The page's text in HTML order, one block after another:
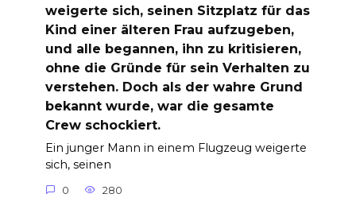
weigerte sich, seinen Sitzplatz für das
Kind einer älteren Frau aufzugeben,
und alle begannen, ihn zu kritisieren,
ohne die Gründe für sein Verhalten zu
verstehen. Doch als der wahre Grund
bekannt wurde, war die gesamte
Crew schockiert.
Ein junger Mann in einem Flugzeug weigerte
sich, seinen
0 280